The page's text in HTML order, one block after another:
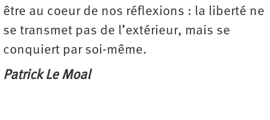
être au coeur de nos réflexions : la liberté ne
se transmet pas de l’extérieur, mais se
conquiert par soi-même.
Patrick Le Moal